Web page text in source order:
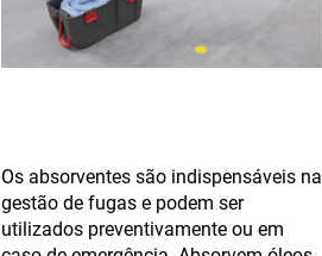
Os absorventes são indispensáveis na
gestão de fugas e podem ser
utilizados preventivamente ou em